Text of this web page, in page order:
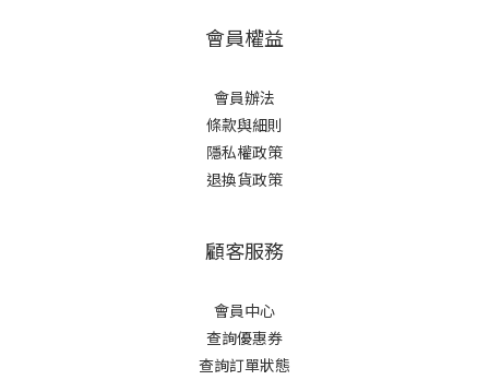
會員權益
會員辦法
條款與細則
隱私權政策
退換貨政策
顧客服務
會員中心
查詢優惠券
查詢訂單狀態